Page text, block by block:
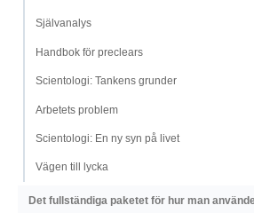
Självanalys
Handbok för preclears
Scientologi: Tankens grunder
Arbetets problem
Scientologi: En ny syn på livet
Vägen till lycka
Det fullständiga paketet för hur man